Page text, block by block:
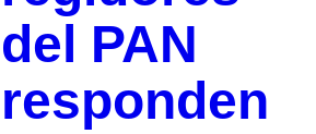
del PAN
responden